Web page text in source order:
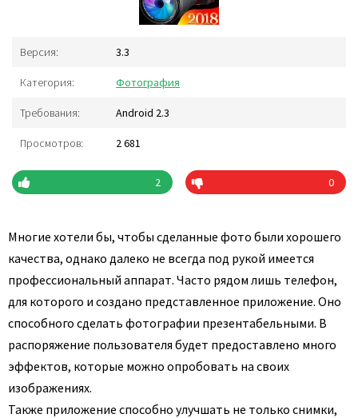
Версия: 3.3
Категория: Фотография
Требования: Android 2.3
Просмотров: 2 681
2 0
Многие хотели бы, чтобы сделанные фото были хорошего
качества, однако далеко не всегда под рукой имеется
профессиональный аппарат. Часто рядом лишь телефон,
для которого и создано представленное приложение. Оно
способного сделать фотографии презентабельными. В
распоряжение пользователя будет предоставлено много
эффектов, которые можно опробовать на своих
изображениях.
Также приложение способно улучшать не только снимки,